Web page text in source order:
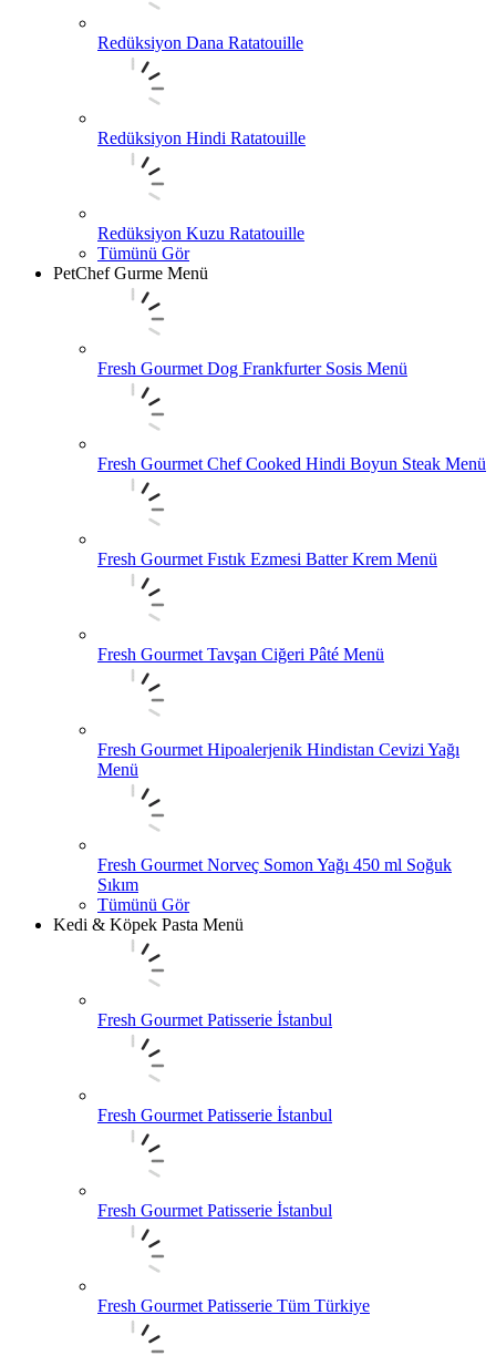
Redüksiyon Dana Ratatouille
Redüksiyon Hindi Ratatouille
Redüksiyon Kuzu Ratatouille
Tümünü Gör
PetChef Gurme Menü
Fresh Gourmet Dog Frankfurter Sosis Menü
Fresh Gourmet Chef Cooked Hindi Boyun Steak Menü
Fresh Gourmet Fıstık Ezmesi Batter Krem Menü
Fresh Gourmet Tavşan Ciğeri Pâté Menü
Fresh Gourmet Hipoalerjenik Hindistan Cevizi Yağı
Menü
Fresh Gourmet Norveç Somon Yağı 450 ml Soğuk
Sıkım
Tümünü Gör
Kedi & Köpek Pasta Menü
Fresh Gourmet Patisserie İstanbul
Fresh Gourmet Patisserie İstanbul
Fresh Gourmet Patisserie İstanbul
Fresh Gourmet Patisserie Tüm Türkiye